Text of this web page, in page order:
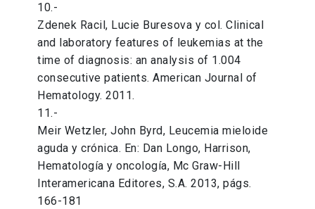
10.-
Zdenek Racil, Lucie Buresova y col. Clinical
and laboratory features of leukemias at the
time of diagnosis: an analysis of 1.004
consecutive patients. American Journal of
Hematology. 2011.
11.-
Meir Wetzler, John Byrd, Leucemia mieloide
aguda y crónica. En: Dan Longo, Harrison,
Hematología y oncología, Mc Graw-Hill
Interamericana Editores, S.A. 2013, págs.
166-181